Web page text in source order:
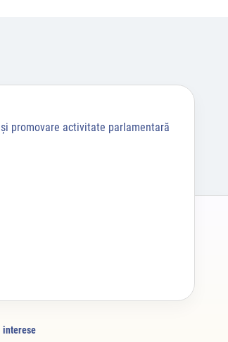
promovare activitate parlamentară
interese